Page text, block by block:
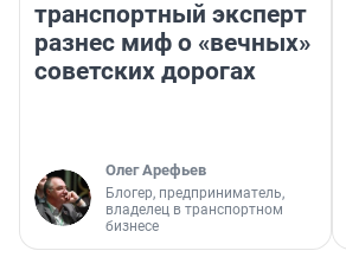
транспортный эксперт
разнес миф о «вечных»
советских дорогах
Олег Арефьев
Блогер, предприниматель,
владелец в транспортном
бизнесе